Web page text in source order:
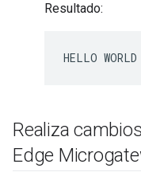
Resultado:
Realiza
Edge